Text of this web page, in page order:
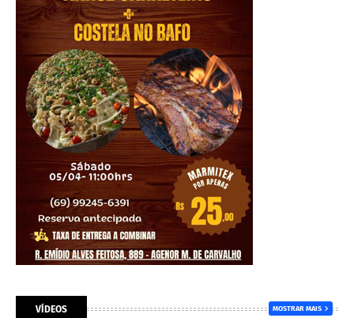
VÍDEOS MOSTRAR MAIS